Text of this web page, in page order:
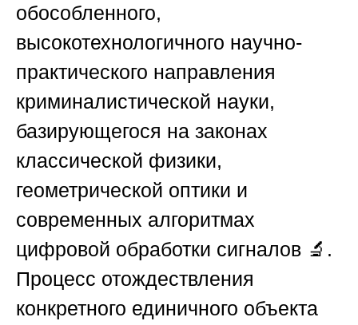
обособленного,
высокотехнологичного научно-
практического направления
криминалистической науки,
базирующегося на законах
классической физики,
геометрической оптики и
современных алгоритмах
цифровой обработки сигналов 🔬.
Процесс отождествления
конкретного единичного объекта